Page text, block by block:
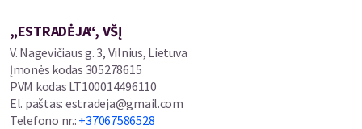
savo vyrus, o suaugusiems vaikams – savo užsispyrėlius tėčius.
„ESTRADĖJA“, VŠĮ
V. Nagevičiaus g. 3, Vilnius, Lietuva
Įmonės kodas 305278615
PVM kodas LT100014496110
El. paštas: estradeja@gmail.com
Telefono nr.: +37067586528